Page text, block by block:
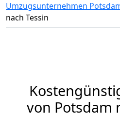
Umzugsunternehmen
nach Tessin
von Potsdam